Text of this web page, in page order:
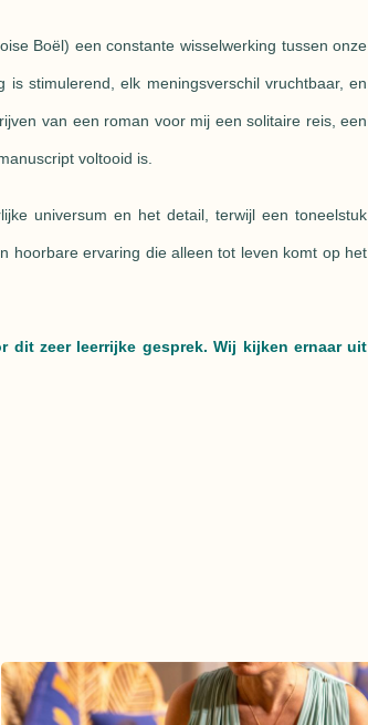
Boël) een constante wisselwerking tussen onze
stimulerend, elk meningsverschil vruchtbaar, en
van een roman voor mij een solitaire reis, een
voltooid is.
universum en het detail, terwijl een toneelstuk
hoorbare ervaring die alleen tot leven komt op het
dit zeer leerrijke gesprek. Wij kijken ernaar uit